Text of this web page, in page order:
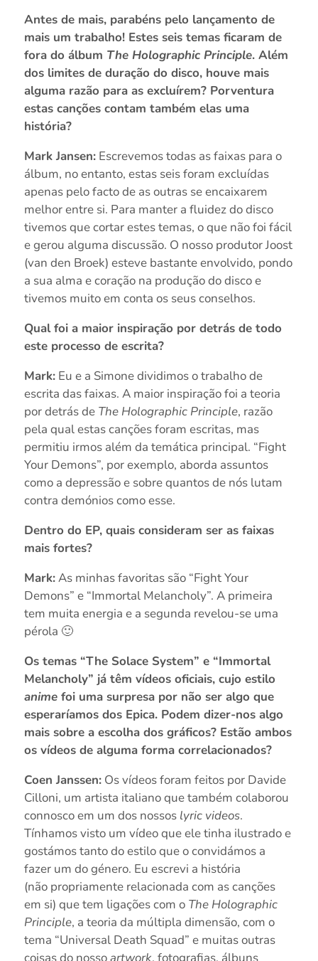
Antes de mais, parabéns pelo lançamento de
mais um trabalho! Estes seis temas ficaram de
fora do álbum The Holographic Principle. Além
dos limites de duração do disco, houve mais
alguma razão para as excluírem? Porventura
estas canções contam também elas uma
história?
Mark Jansen:Escrevemos todas as faixas para o
álbum, no entanto, estas seis foram excluídas
apenas pelo facto de as outras se encaixarem
melhor entre si. Para manter a fluidez do disco
tivemos que cortar estes temas, o que não foi fácil
e gerou alguma discussão. O nosso produtor Joost
(van den Broek) esteve bastante envolvido, pondo
a sua alma e coração na produção do disco e
tivemos muito em conta os seus conselhos.
Qual foi a maior inspiração por detrás de todo
este processo de escrita?
Mark:Eu e a Simone dividimos o trabalho de
escrita das faixas. A maior inspiração foi a teoria
por detrás de The Holographic Principle, razão
pela qual estas canções foram escritas, mas
permitiu irmos além da temática principal. “Fight
Your Demons”, por exemplo, aborda assuntos
como a depressão e sobre quantos de nós lutam
contra demónios como esse.
Dentro do EP, quais consideram ser as faixas
mais fortes?
Mark:As minhas favoritas são “Fight Your
Demons” e “Immortal Melancholy”. A primeira
tem muita energia e a segunda revelou-se uma
pérola 🙂
Os temas “The Solace System” e “Immortal
Melancholy” já têm vídeos oficiais, cujo estilo
animefoi uma surpresa por não ser algo que
esperaríamos dos Epica. Podem dizer-nos algo
mais sobre a escolha dos gráficos? Estão ambos
os vídeos de alguma forma correlacionados?
Coen Janssen:Os vídeos foram feitos por Davide
Cilloni, um artista italiano que também colaborou
connosco em um dos nossos lyric videos.
Tínhamos visto um vídeo que ele tinha ilustrado e
gostámos tanto do estilo que o convidámos a
fazer um do género. Eu escrevi a história
(não propriamente relacionada com as canções
em si) que tem ligações com o The Holographic
Principle, a teoria da múltipla dimensão, com o
tema “Universal Death Squad” e muitas outras
coisas do nossoartwork, fotografias, álbuns